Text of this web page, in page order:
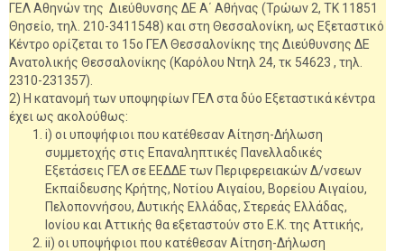
ΓΕΛ Αθηνών της Διεύθυνσης ΔΕ Α΄ Αθήνας (Τρώων 2, ΤΚ 11851
Θησείο, τηλ. 210-3411548) και στη Θεσσαλονίκη, ως Εξεταστικό
Κέντρο ορίζεται το 15o ΓΕΛ Θεσσαλονίκης της Διεύθυνσης ΔΕ
Ανατολικής Θεσσαλονίκης (Καρόλου Ντηλ 24, τκ 54623 , τηλ.
2310-231357).
2) Η κατανομή των υποψηφίων ΓΕΛ στα δύο Εξεταστικά κέντρα
έχει ως ακολούθως:
i) οι υποψήφιοι που κατέθεσαν Αίτηση-Δήλωση
συμμετοχής στις Επαναληπτικές Πανελλαδικές
Εξετάσεις ΓΕΛ σε ΕΕΔΔΕ των Περιφερειακών Δ/νσεων
Εκπαίδευσης Κρήτης, Νοτίου Αιγαίου, Βορείου Αιγαίου,
Πελοποννήσου, Δυτικής Ελλάδας, Στερεάς Ελλάδας,
Ιονίου και Αττικής θα εξεταστούν στο Ε.Κ. της Αττικής,
ii) οι υποψήφιοι που κατέθεσαν Αίτηση-Δήλωση